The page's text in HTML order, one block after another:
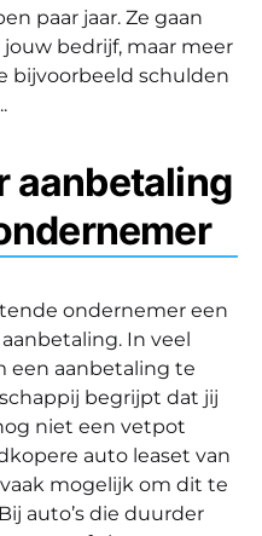
paar jaar. Ze gaan
bedrijf, maar meer
bijvoorbeeld schulden
aanbetaling
ondernemer een
In veel
een aanbetaling te
begrijpt dat jij
niet een vetpot
auto leaset van
mogelijk om dit te
auto’s die duurder